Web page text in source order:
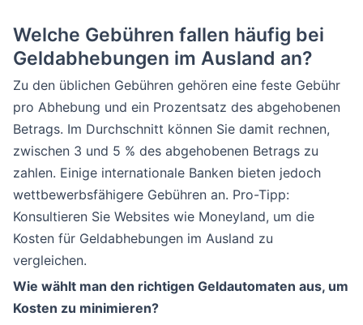
Welche Gebühren fallen häufig bei
Geldabhebungen im Ausland an?
Zu den üblichen Gebühren gehören eine feste Gebühr
pro Abhebung und ein Prozentsatz des abgehobenen
Betrags. Im Durchschnitt können Sie damit rechnen,
zwischen 3 und 5 % des abgehobenen Betrags zu
zahlen. Einige internationale Banken bieten jedoch
wettbewerbsfähigere Gebühren an. Pro-Tipp:
Konsultieren Sie Websites wie Moneyland, um die
Kosten für Geldabhebungen im Ausland zu
vergleichen.
Wie wählt man den richtigen Geldautomaten aus, um
Kosten zu minimieren?